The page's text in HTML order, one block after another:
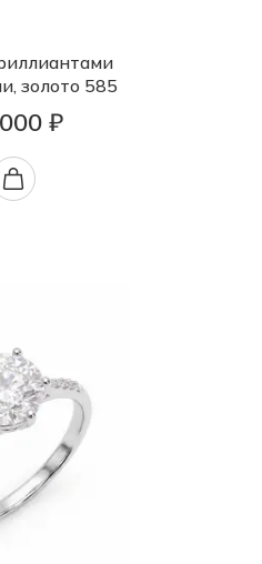
золото 585
₽